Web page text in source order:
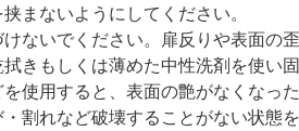
まないようにしてください。
ないでください。扉反りや表面の歪
きもしくは薄めた中性洗剤を使い
使用すると、表面の艶がなくなっ
割れなど破壊することがない状態